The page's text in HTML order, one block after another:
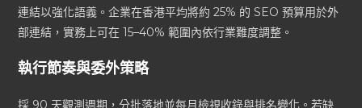
連結以強化語義。企業在香港平均將約 25% 的 SEO 預算用於外
部連結，實務上可在 15–40% 範圍內依行業難度調整。
執行節奏與委外策略
採 90 天觀測週期，分批落地並每月檢視收錄與排名變化。若缺